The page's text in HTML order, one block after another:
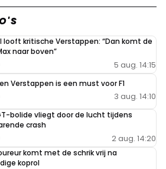
looft kritische Verstappen: “Dan komt de
naar boven”
5 aug. 14:15
Verstappen is een must voor F1
3 aug. 14:10
bolide vliegt door de lucht tijdens
crash
2 aug. 14:20
komt met de schrik vrij na
koprol